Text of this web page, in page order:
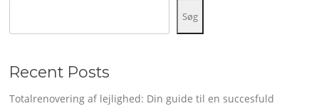
Søg
Recent Posts
Totalrenovering af lejlighed: Din guide til en succesfuld